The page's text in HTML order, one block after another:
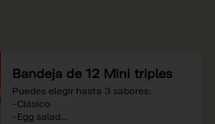
Bandeja de 12 Mini triples
Puedes elegir hasta 3 sabores:
-Clásico
-Egg salad